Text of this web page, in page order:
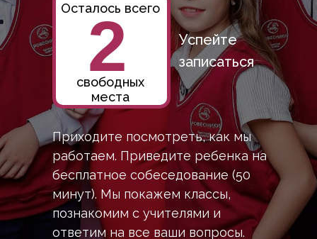
Успейте
записаться
свободных
места
Осталось всего
Приходите посмотреть, как мы
работаем. Приведите ребенка на
бесплатное собеседование (50
минут). Мы покажем классы,
познакомим с учителями и
ответим на все ваши вопросы.
2